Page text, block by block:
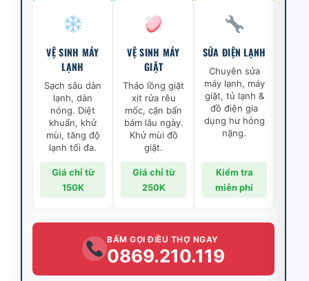
VỆ SINH MÁY
LẠNH
Sạch sâu dàn
lạnh, dàn
nóng. Diệt
khuẩn, khử
mùi, tăng độ
lạnh tối đa.
Giá chỉ từ
150K
VỆ SINH MÁY
GIẶT
Tháo lồng giặt
xịt rửa rêu
mốc, cặn bẩn
bám lâu ngày.
Khử mùi đồ
giặt.
Giá chỉ từ
250K
SỬA ĐIỆN LẠNH
Chuyên sửa
máy lạnh, máy
giặt, tủ lạnh &
đồ điện gia
dụng hư hỏng
nặng.
Kiểm tra
miễn phí
BẤM GỌI ĐIỀU THỢ NGAY
0869.210.119